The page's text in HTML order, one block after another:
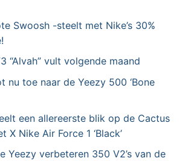
Swoosh -steelt met Nike’s 30%
“Alvah” vult volgende maand
nu toe naar de Yeezy 500 ‘Bone
een allereerste blik op de Cactus
X Nike Air Force 1 ‘Black’
Yeezy verbeteren 350 V2’s van de